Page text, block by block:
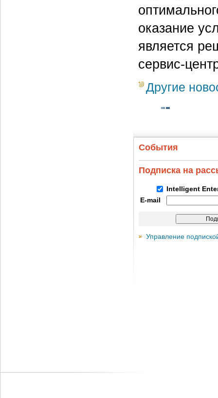
оказание
является
сервис-
Другие
События
Подписка на
Intelligent
E-mail
Управление